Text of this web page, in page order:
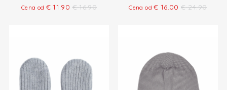
Cena od € 11.90 € 16.90 Cena od€ 16.00 € 24.90